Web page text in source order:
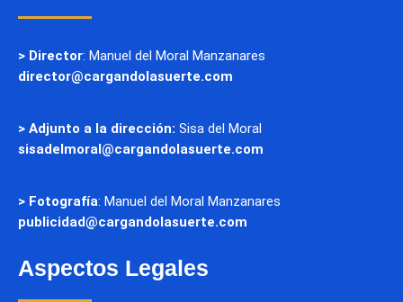
> Director: Manuel del Moral Manzanares
director@cargandolasuerte.com
> Adjunto a la dirección: Sisa del Moral
sisadelmoral@cargandolasuerte.com
> Fotografía: Manuel del Moral Manzanares
publicidad@cargandolasuerte.com
Aspectos Legales